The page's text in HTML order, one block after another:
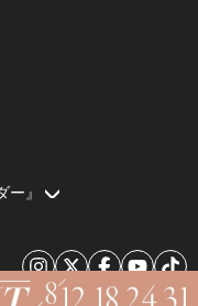
』
by Tokyo Calendar, Inc.